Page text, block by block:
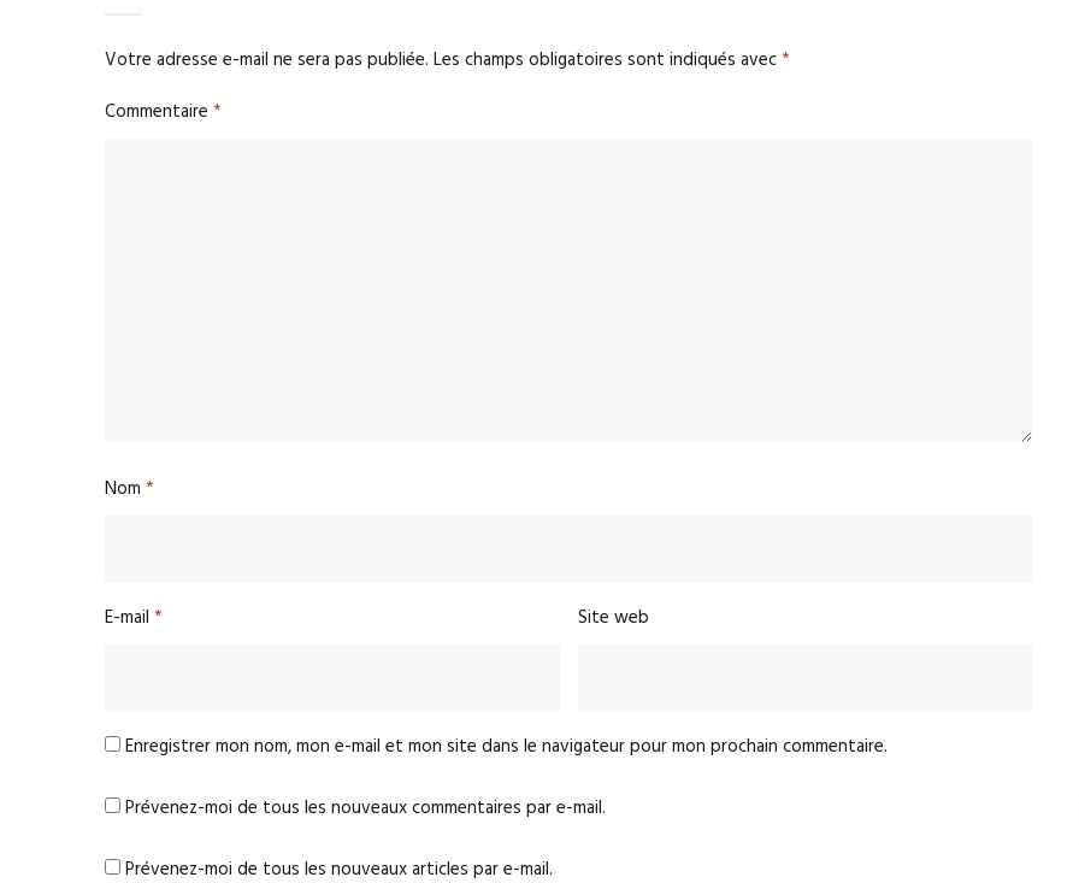
Votre adresse e-mail ne sera pas publiée. Les champs obligatoires sont indiqués avec*
Commentaire *
Nom *
E-mail * Site web
Enregistrer mon nom, mon e-mail et mon site dans le navigateur pour mon prochain commentaire.
Prévenez-moi de tous les nouveaux commentaires par e-mail.
Prévenez-moi de tous les nouveaux articles par e-mail.